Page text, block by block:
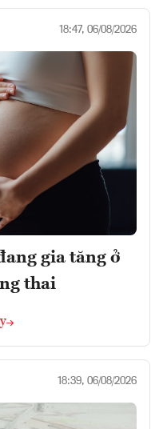
18:47, 06/08/2026
gia tăng ở
thai
18:39, 06/08/2026